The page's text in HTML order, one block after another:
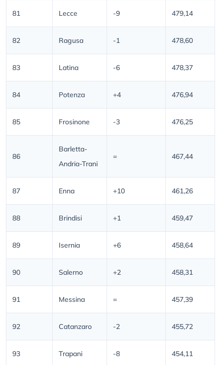
81 Lecce -9 479,14
82 Ragusa -1 478,60
83 Latina -6 478,37
84 Potenza +4 476,94
85 Frosinone -3 476,25
86
Barletta-
Andria-Trani
= 467,44
87 Enna +10 461,26
88 Brindisi +1 459,47
89 Isernia +6 458,64
90 Salerno +2 458,31
91 Messina = 457,39
92 Catanzaro -2 455,72
93 Trapani -8 454,11